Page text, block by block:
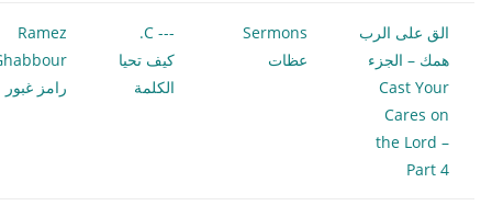
الق على الرب
همك – الجزء
Cast Your
Cares on
the Lord –
Part 4
Sermons
عظات
--- C.
كيف تحيا
الكلمة
Ramez
رامز غبور